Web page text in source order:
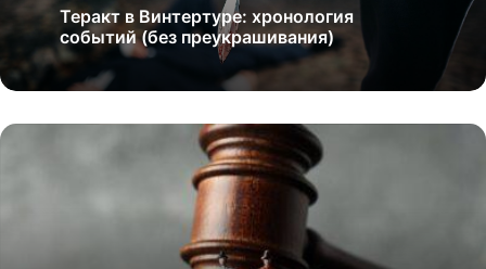
Теракт в Винтертуре: хронология
событий (без преукрашивания)